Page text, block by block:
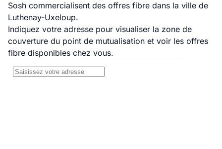
Sosh commercialisent des offres fibre dans la ville de
Luthenay-Uxeloup.
Indiquez votre adresse pour visualiser la zone de
couverture du point de mutualisation et voir les offres
fibre disponibles chez vous.